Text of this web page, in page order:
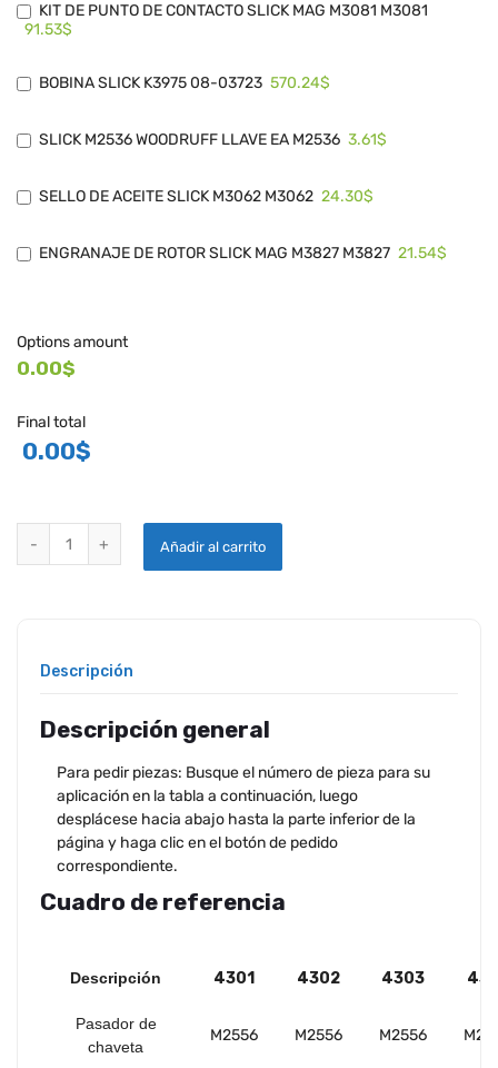
KIT DE PUNTO DE CONTACTO SLICK MAG M3081 M3081
91.53$
BOBINA SLICK K3975 08-03723 570.24$
SLICK M2536 WOODRUFF LLAVE EA M2536 3.61$
SELLO DE ACEITE SLICK M3062 M3062 24.30$
ENGRANAJE DE ROTOR SLICK MAG M3827 M3827 21.54$
Options amount
0.00$
Final total
0.00$
4300 LISTA DE PIEZAS DE SERVICIO quantity
Añadir al carrito
Descripción
Descripción general
Para pedir piezas: Busque el número de pieza para su
aplicación en la tabla a continuación, luego
desplácese hacia abajo hasta la parte inferior de la
página y haga clic en el botón de pedido
correspondiente.
Cuadro de referencia
Descripción 4301 4302 4303
Pasador de
chaveta
M2556 M2556 M2556